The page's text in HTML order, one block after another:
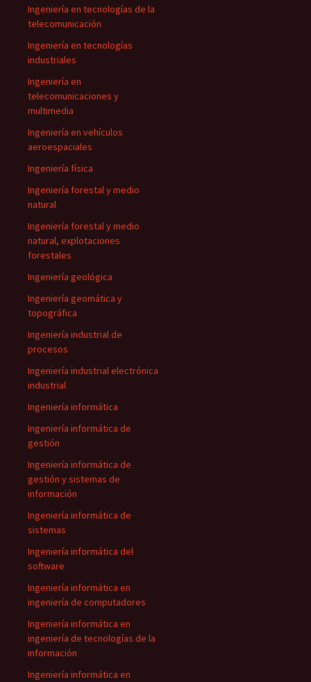
Ingeniería en tecnologías de la
telecomunicación
Ingeniería en tecnologías
industriales
Ingeniería en
telecomunicaciones y
multimedia
Ingeniería en vehículos
aeroespaciales
Ingeniería física
Ingeniería forestal y medio
natural
Ingeniería forestal y medio
natural, explotaciones
forestales
Ingeniería geológica
Ingeniería geomática y
topográfica
Ingeniería industrial de
procesos
Ingeniería industrial electrónica
industrial
Ingeniería informática
Ingeniería informática de
gestión
Ingeniería informática de
gestión y sistemas de
información
Ingeniería informática de
sistemas
Ingeniería informática del
software
Ingeniería informática en
ingeniería de computadores
Ingeniería informática en
ingeniería de tecnologías de la
información
Ingeniería informática en